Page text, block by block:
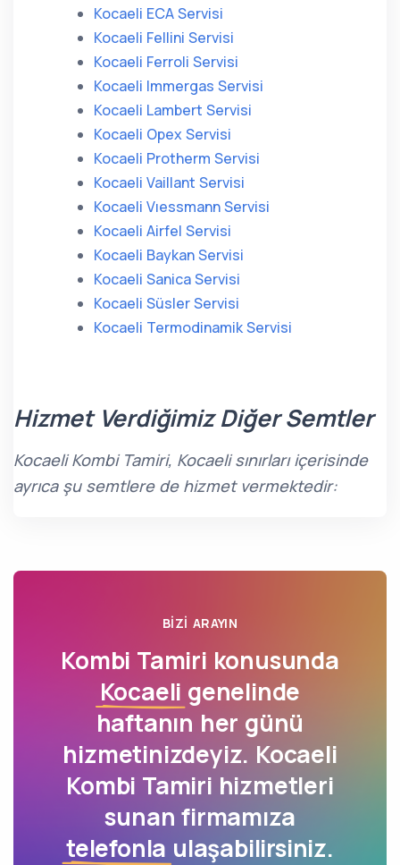
Kocaeli ECA Servisi
Kocaeli Fellini Servisi
Kocaeli Ferroli Servisi
Kocaeli Immergas Servisi
Kocaeli Lambert Servisi
Kocaeli Opex Servisi
Kocaeli Protherm Servisi
Kocaeli Vaillant Servisi
Kocaeli Vıessmann Servisi
Kocaeli Airfel Servisi
Kocaeli Baykan Servisi
Kocaeli Sanica Servisi
Kocaeli Süsler Servisi
Kocaeli Termodinamik Servisi
Hizmet Verdiğimiz Diğer Semtler
Kocaeli Kombi Tamiri, Kocaeli sınırları içerisinde
ayrıca şu semtlere de hizmet vermektedir:
BIZI ARAYIN
Kombi Tamiri konusunda
Kocaeli genelinde
haftanın her günü
hizmetinizdeyiz. Kocaeli
Kombi Tamiri hizmetleri
sunan firmamıza
telefonla ulaşabilirsiniz.